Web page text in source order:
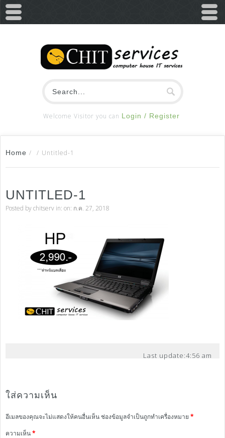
Welcome Visitor you can Login / Register
Home / / Untitled-1
UNTITLED-1
Posted bychitserv in: on: ก.ค. 27, 2018
Last update:4:56 am
ใส่ความเห็น
อีเมลของคุณจะไม่แสดงให้คนอื่นเห็นช่องข้อมูลจำเป็นถูกทำเครื่องหมาย *
ความเห็น*